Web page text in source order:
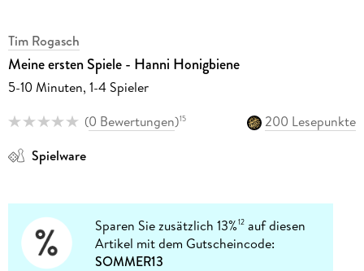
Tim Rogasch
Meine ersten Spiele - Hanni Honigbiene
5-10 Minuten, 1-4 Spieler
(0 Bewertungen)15
200 Lesepunkte
Spielware
Sparen Sie zusätzlich 13%12 auf diesen
Artikel mit dem Gutscheincode:
SOMMER13